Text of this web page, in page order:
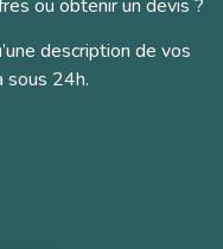
ou obtenir un devis ?
description de vos
sous 24h.